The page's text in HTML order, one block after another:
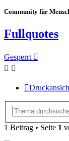
Community für
Fullquotes
Gesperrt
1 Beitrag • Seite 1